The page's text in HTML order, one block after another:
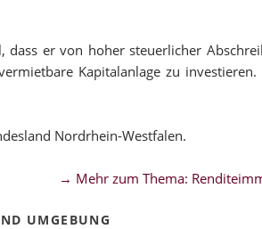
er von hoher steuerlicher
Kapitalanlage zu
Nordrhein-Westfalen.
→ Mehr zum Thema:
UMGEBUNG